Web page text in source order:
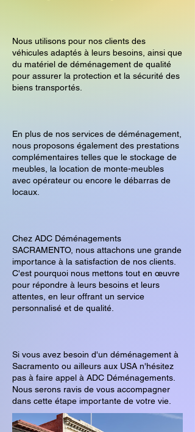
Nous utilisons pour nos clients des
véhicules adaptés à leurs besoins, ainsi que
du matériel de déménagement de qualité
pour assurer la protection et la sécurité des
biens transportés.
En plus de nos services de déménagement,
nous proposons également des prestations
complémentaires telles que le stockage de
meubles, la location de monte-meubles
avec opérateur ou encore le débarras de
locaux.
Chez ADC Déménagements
SACRAMENTO, nous attachons une grande
importance à la satisfaction de nos clients.
C'est pourquoi nous mettons tout en œuvre
pour répondre à leurs besoins et leurs
attentes, en leur offrant un service
personnalisé et de qualité.
Si vous avez besoin d'un déménagement à
Sacramento ou ailleurs aux USA n'hésitez
pas à faire appel à ADC Déménagements.
Nous serons ravis de vous accompagner
dans cette étape importante de votre vie.